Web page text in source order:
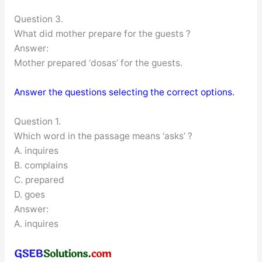
Question 3.
What did mother prepare for the guests ?
Answer:
Mother prepared ‘dosas’ for the guests.
Answer the questions selecting the correct options.
Question 1.
Which word in the passage means ‘asks’ ?
A. inquires
B. complains
C. prepared
D. goes
Answer:
A. inquires